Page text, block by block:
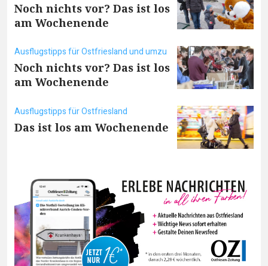
Noch nichts vor? Das ist los
am Wochenende
Ausflugstipps für Ostfriesland und umzu
Noch nichts vor? Das ist los
am Wochenende
Ausflugstipps für Ostfriesland
Das ist los am Wochenende